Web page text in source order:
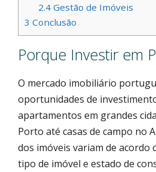
2.4Gestão de Imóveis
3 Conclusão
Porque Investir em
O mercado imobiliário
oportunidades de
apartamentos em grandes
Porto até casas de campo no
dos imóveis variam de acordo
tipo de imóvel e estado de